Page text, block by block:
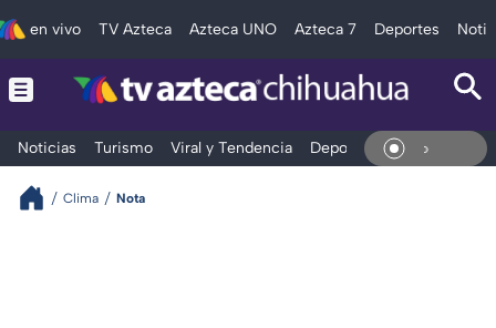
en vivo TV Azteca Azteca UNO Azteca 7 Deportes
Noticias Turismo Viral y Tendencia Deportes Espectáculos
En
Clima Nota